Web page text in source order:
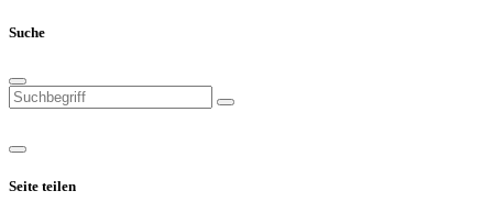
Suche
Seite teilen